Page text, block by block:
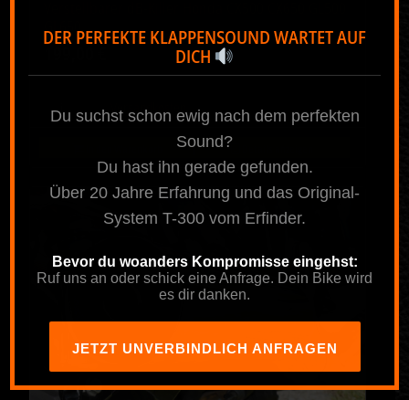
GL650
inkl. MwSt. zzgl. Versandkosten
DER PERFEKTE KLAPPENSOUND WARTET AUF
DICH
Du suchst schon ewig nach dem perfekten
Sound?
Du hast ihn gerade gefunden.
Über 20 Jahre Erfahrung und das Original-
System T-300 vom Erfinder.
Bevor du woanders Kompromisse eingehst:
Ruf uns an oder schick eine Anfrage. Dein Bike wird
es dir danken.
JETZT UNVERBINDLICH ANFRAGEN